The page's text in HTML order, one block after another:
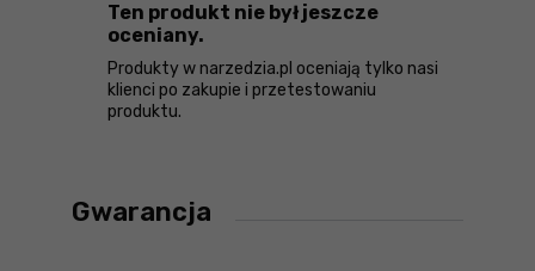
Ten produkt nie był jeszcze
oceniany.
Produkty w narzedzia.pl oceniają tylko nasi
klienci po zakupie i przetestowaniu
produktu.
Gwarancja